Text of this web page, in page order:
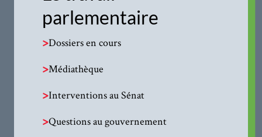
parlementaire
>Dossiers en cours
>Médiathèque
>Interventions au Sénat
>Questions au gouvernement